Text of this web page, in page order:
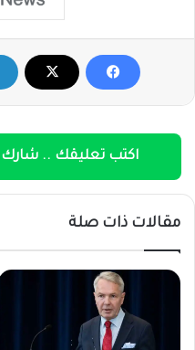
اكتب تعليقك .. شارك
مقالات ذات صلة